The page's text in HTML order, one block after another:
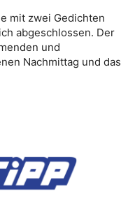
mit zwei Gedichten
abgeschlossen. Der
und
Nachmittag und das